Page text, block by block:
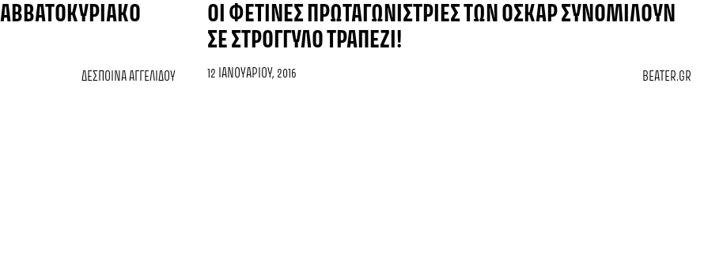
ΔΈΣΠΟΙΝΑ ΑΓΓΕΛΊΔΟΥ
ΟΙ ΦΕΤΙΝΈΣ ΠΡΩΤΑΓΩΝΊΣΤΡΙΕΣ ΤΩΝ ΌΣΚΑΡ ΣΥΝΟΜΙΛΟΎΝ
ΣΕ ΣΤΡΟΓΓΥΛΌ ΤΡΑΠΈΖΙ!
12 ΙΑΝΟΥΑΡΊΟΥ, 2016 BEATER.GR